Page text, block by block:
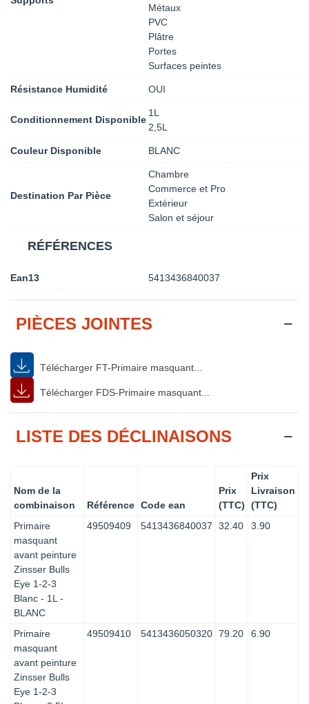
Métaux
PVC
Plâtre
Portes
Surfaces peintes
Résistance Humidité OUI
Conditionnement Disponible
1L
2,5L
Couleur Disponible BLANC
Destination Par Pièce
Chambre
Commerce et Pro
Extérieur
Salon et séjour
RÉFÉRENCES
Ean13 5413436840037
PIÈCES JOINTES
Télécharger FT-Primaire masquant...
Télécharger FDS-Primaire masquant...
LISTE DES DÉCLINAISONS
Nom de la
combinaison
Référence Code ean
Prix
(TTC)
Prix
Livraison
(TTC)
Primaire
masquant
avant peinture
Zinsser Bulls
Eye 1-2-3
Blanc - 1L -
BLANC
49509409 5413436840037 32.40 3.90
Primaire
masquant
avant peinture
Zinsser Bulls
Eye 1-2-3
49509410 5413436050320 79.20 6.90